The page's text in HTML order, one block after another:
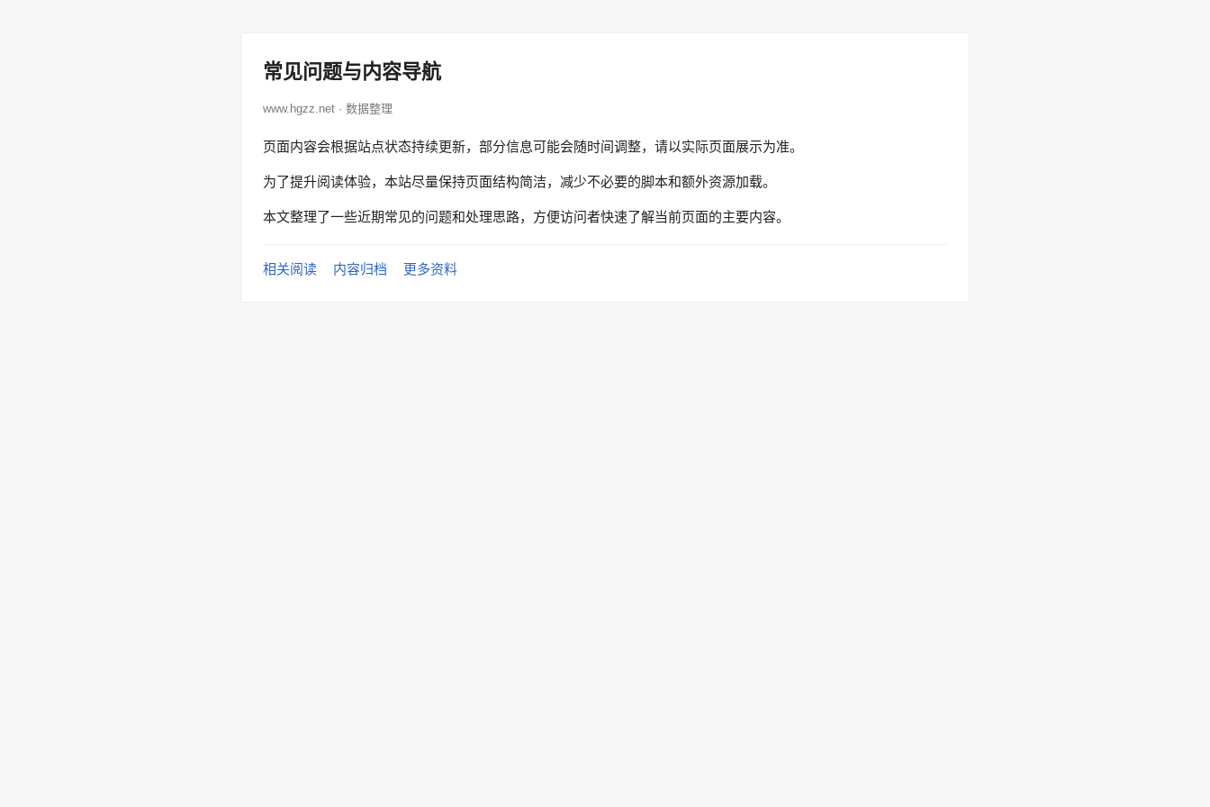
常见问题与内容导航
www.hgzz.net · 数据整理
页面内容会根据站点状态持续更新，部分信息可能会随时间调整，请以实际页面展示为准。
为了提升阅读体验，本站尽量保持页面结构简洁，减少不必要的脚本和额外资源加载。
本文整理了一些近期常见的问题和处理思路，方便访问者快速了解当前页面的主要内容。
相关阅读 内容归档 更多资料